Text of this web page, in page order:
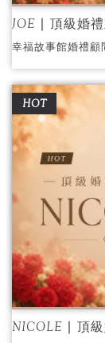
JOE ∣ 頂級婚
幸福故事館婚禮
禮。擁有媒體採訪
歷，倍受新人推薦
HOT
NICOLE ∣ 頂